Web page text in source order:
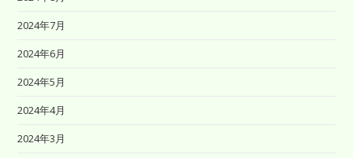
2024年7月
2024年6月
2024年5月
2024年4月
2024年3月